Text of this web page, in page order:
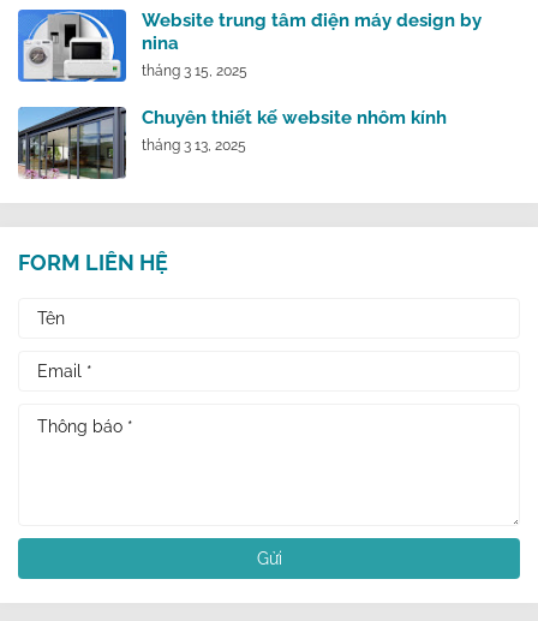
Website trung tâm điện máy design by
nina
tháng 3 15, 2025
Chuyên thiết kế website nhôm kính
tháng 3 13, 2025
FORM LIÊN HỆ